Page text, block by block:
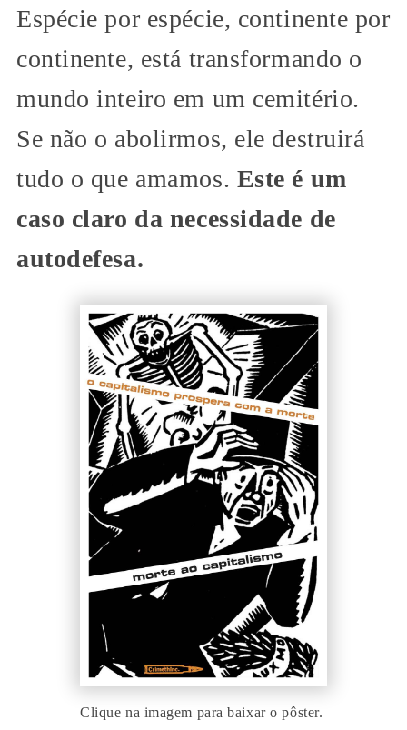
Espécie por espécie, continente por
continente, está transformando o
mundo inteiro em um cemitério.
Se não o abolirmos, ele destruirá
tudo o que amamos. Este é um
caso claro da necessidade de
autodefesa.
Clique na imagem para baixar o pôster.